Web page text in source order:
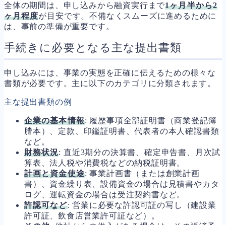
全体の期間は、申し込みから融資実行まで1ヶ月半から2
ヶ月程度が目安です。不備なくスムーズに進めるために
は、事前の準備が重要です。
手続きに必要となる主な提出書類
申し込みには、事業の実態を正確に伝えるための様々な
書類が必要です。主に以下のカテゴリに分類されます。
主な提出書類の例
企業の基本情報: 履歴事項全部証明書（商業登記簿
謄本）、定款、印鑑証明書、代表者の本人確認書類
など。
財務状況: 直近3期分の決算書、確定申告書、月次試
算表、法人税や消費税などの納税証明書。
計画と資金使途: 事業計画書（または創業計画
書）、資金繰り表、設備資金の場合は見積書やカタ
ログ、運転資金の場合は受注契約書など。
許認可など: 営業に必要な許認可証の写し（建設業
許可証、飲食店営業許可証など）。